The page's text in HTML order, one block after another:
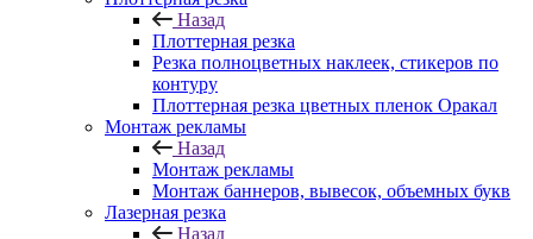
Назад
Плоттерная резка
Резка полноцветных наклеек, стикеров по
контуру
Плоттерная резка цветных пленок Оракал
Монтаж рекламы
Назад
Монтаж рекламы
Монтаж баннеров, вывесок, объемных букв
Лазерная резка
Назад